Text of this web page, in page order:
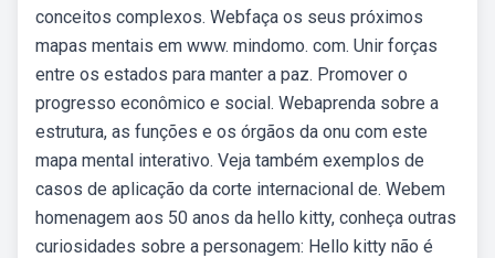
conceitos complexos. Webfaça os seus próximos
mapas mentais em www. mindomo. com. Unir forças
entre os estados para manter a paz. Promover o
progresso econômico e social. Webaprenda sobre a
estrutura, as funções e os órgãos da onu com este
mapa mental interativo. Veja também exemplos de
casos de aplicação da corte internacional de. Webem
homenagem aos 50 anos da hello kitty, conheça outras
curiosidades sobre a personagem: Hello kitty não é